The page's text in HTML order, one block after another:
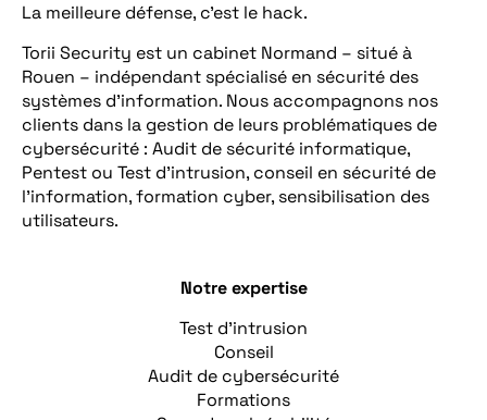
La meilleure défense, c’est le hack.
Torii Security est un cabinet Normand – situé à
Rouen – indépendant spécialisé en sécurité des
systèmes d’information. Nous accompagnons nos
clients dans la gestion de leurs problématiques de
cybersécurité : Audit de sécurité informatique,
Pentest ou Test d’intrusion, conseil en sécurité de
l’information, formation cyber, sensibilisation des
utilisateurs.
Notre expertise
Test d’intrusion
Conseil
Audit de cybersécurité
Formations